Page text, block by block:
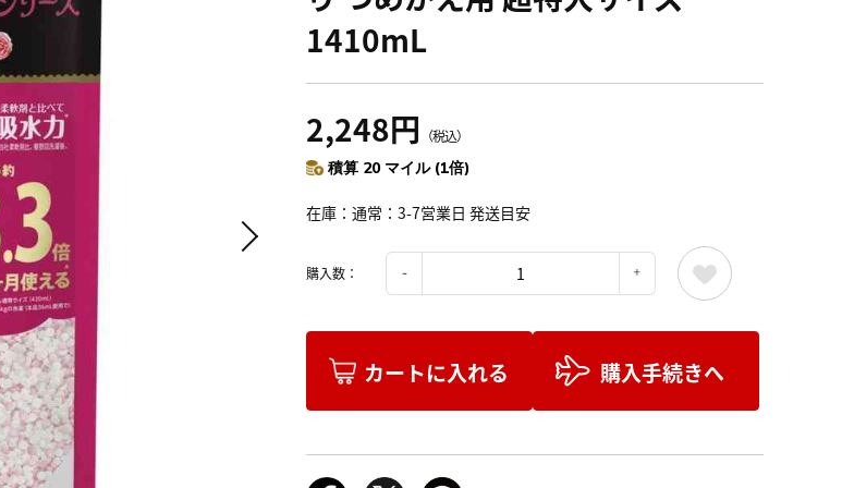
1410mL
2,248円 （税込）
積算 20 マイル (1倍)
在庫 通常：3-7営業日 発送目安
購入数：
カートに入れる 購入手続きへ